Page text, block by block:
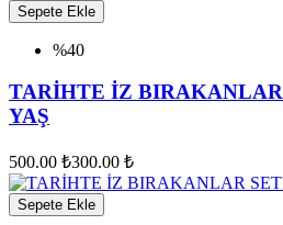
Sepete Ekle
%40
TARİHTE İZ BIRAKANLAR
YAŞ
500.00 ₺300.00 ₺
Sepete Ekle